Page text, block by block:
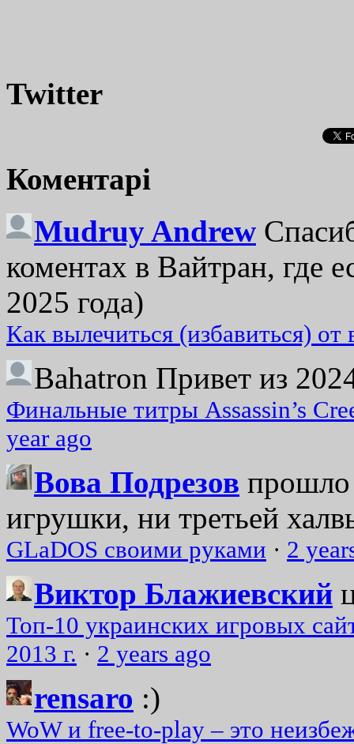
Twitter
Коментарі
Mudruy Andrew
коментах в Вайтран, где
2025 года)
Как вылечиться (избавиться)
Bahatron Привет из
Финальные титры Assassin’s
year ago
Вова Подрезов прошло
игрушки, ни третьей
GLaDOS своими руками · 2
Виктор Блажиевский
Топ-10 украинских игровых
2013 г. · 2 years ago
rensaro :)
WoW и free-to-play – это